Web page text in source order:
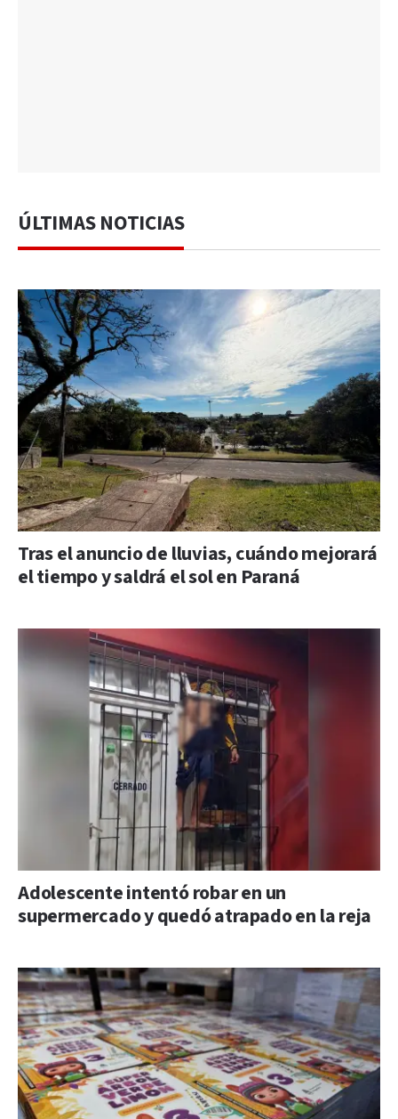
ÚLTIMAS NOTICIAS
Tras el anuncio de lluvias, cuándo mejorará
el tiempo y saldrá el sol en Paraná
Adolescente intentó robar en un
supermercado y quedó atrapado en la reja